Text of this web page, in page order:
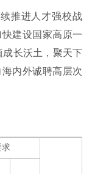
推进人才强校战
建设国家高原一
成长沃土，聚天下
内外诚聘高层次
求